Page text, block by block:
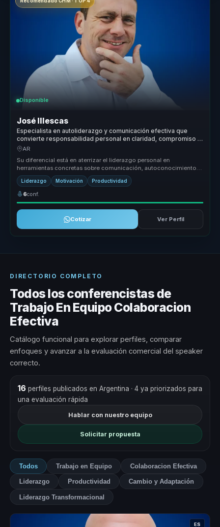
Disponible
José Illescas
Especialista en autoliderazgo y comunicación efectiva que
convierte responsabilidad personal en claridad, compromiso y
confianza para equipos.
AR
Su diferencial está en aterrizar el liderazgo personal en
herramientas concretas sobre comunicación, autoconocimiento y
desempeño. No tra...
Liderazgo Motivación Productividad
6conf.
Cotizar Ver Perfil
DIRECTORIO COMPLETO
Todos los conferencistas de
Trabajo En Equipo Colaboracion
Efectiva
Catálogo funcional para explorar perfiles, comparar
enfoques y avanzar a la evaluación comercial del speaker
correcto.
16 perfiles publicados en Argentina · 4 ya priorizados para
una evaluación rápida
Hablar con nuestro equipo
Solicitar propuesta
Todos Trabajo en Equipo Colaboracion Efectiva
Liderazgo Productividad Cambio y Adaptación
Liderazgo Transformacional
ES